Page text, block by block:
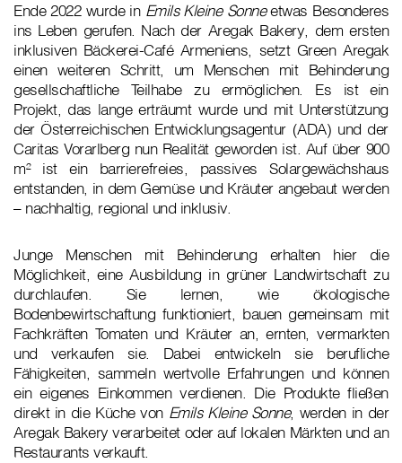
Ende 2022 wurde in Emils Kleine Sonneetwas Besonderes
ins Leben gerufen. Nach der Aregak Bakery, dem ersten
inklusiven Bäckerei-Café Armeniens, setzt Green Aregak
einen weiteren Schritt, um Menschen mit Behinderung
gesellschaftliche Teilhabe zu ermöglichen. Es ist ein
Projekt, das lange erträumt wurde und mit Unterstützung
der Österreichischen Entwicklungsagentur (ADA) und der
Caritas Vorarlberg nun Realität geworden ist. Auf über 900
m² ist ein barrierefreies, passives Solargewächshaus
entstanden, in dem Gemüse und Kräuter angebaut werden
– nachhaltig, regional und inklusiv.
Junge Menschen mit Behinderung erhalten hier die
Möglichkeit, eine Ausbildung in grüner Landwirtschaft zu
durchlaufen. Sie lernen, wie ökologische
Bodenbewirtschaftung funktioniert, bauen gemeinsam mit
Fachkräften Tomaten und Kräuter an, ernten, vermarkten
und verkaufen sie. Dabei entwickeln sie berufliche
Fähigkeiten, sammeln wertvolle Erfahrungen und können
ein eigenes Einkommen verdienen. Die Produkte fließen
direkt in die Küche von Emils Kleine Sonne, werden in der
Aregak Bakery verarbeitet oder auf lokalen Märkten und an
Restaurants verkauft.